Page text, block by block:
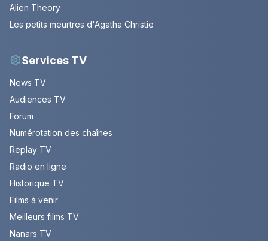
Alien Theory
Les petits meurtres d'Agatha Christie
Services TV
News TV
Audiences TV
Forum
Numérotation des chaînes
Replay TV
Radio en ligne
Historique TV
Films à venir
Meilleurs films TV
Nanars TV